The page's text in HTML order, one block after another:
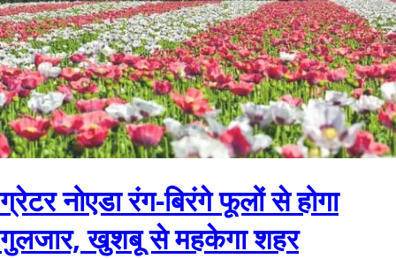
ग्रेटर नोएडा रंग-बिरंगे फूलों से होगा
गुलजार, खुशबू से महकेगा शहर